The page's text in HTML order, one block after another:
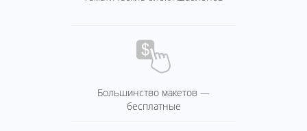
Большинство макетов —
бесплатные